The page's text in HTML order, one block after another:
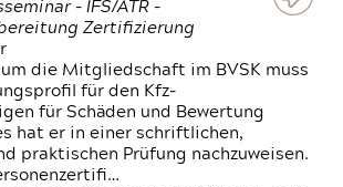
- IFS/ATR -
Zertifizierung
um die Mitgliedschaft im BVSK muss
für den Kfz-
für Schäden und Bewertung
hat er in einer schriftlichen,
praktischen Prüfung nachzuweisen.